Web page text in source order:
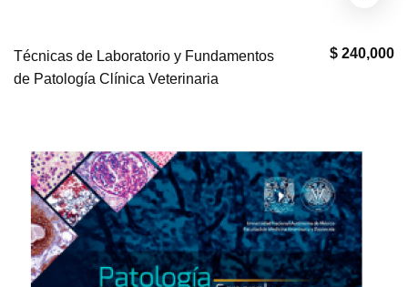
$ 240,000
Técnicas de Laboratorio y Fundamentos
de Patología Clínica Veterinaria